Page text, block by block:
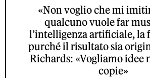
«Non voglio che mi
qualcuno vuole far
l’intelligenza artificiale, la
purché il risultato sia
Richards: «Vogliamo idee
copie»